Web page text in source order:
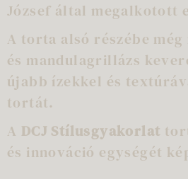
József által megalkotott
A torta alsó részébe
és mandulagrillázs
újabb ízekkel és
tortát.
A DCJ Stílusgyakorlat
és innováció egységét